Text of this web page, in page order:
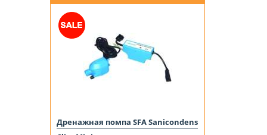
Дренажная помпа SFA Sanicondens